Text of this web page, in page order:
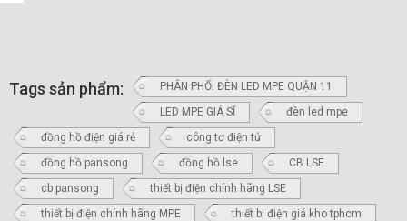
Tags sản phẩm:
PHÂN PHỐI ĐÈN LED MPE QUẬN 11
LED MPE GIÁ SĨ
đèn led mpe
đồng hồ điện giá rẻ
công tơ điện tử
đồng hồ pansong
đồng hồ lse
CB LSE
cb pansong
thiết bị điện chính hãng LSE
thiết bị điện chính hãng MPE
thiết bị điện giá kho tphcm